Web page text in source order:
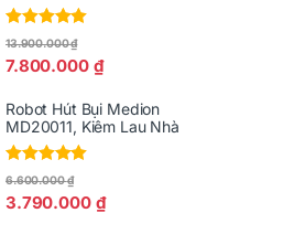
Được xếp
5
sao
7.800.000 ₫
13.900.000₫
Robot Hút Bụi Medion
MD20011, Kiêm Lau Nhà
Được xếp
5
sao
3.790.000 ₫
6.600.000₫